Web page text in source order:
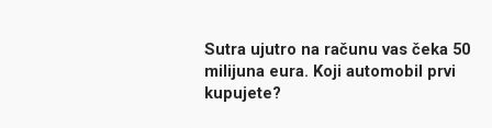
Sutra ujutro na računu vas čeka 50
milijuna eura. Koji automobil prvi
kupujete?